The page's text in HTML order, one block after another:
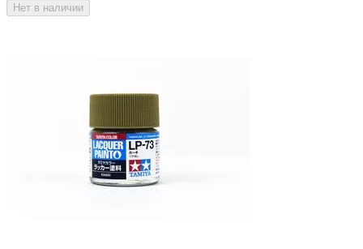
Нет в наличии